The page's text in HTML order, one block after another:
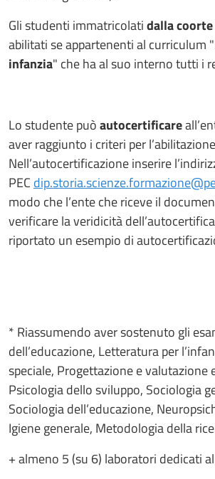
Gli studenti immatricolatidalla
abilitati se appartenenti al curriculum "
infanzia" che ha al suo interno tutti i
Lo studente puòautocertificare
aver raggiunto i criteri per
Nell’autocertificazione inserire
PEC
modo che l’ente che riceve il
verificare la veridicità
riportato un esempio di
* Riassumendo aver sostenuto gli
dell’educazione, Letteratura per
speciale, Progettazione e valutazione
Psicologia dello sviluppo, Sociologia
Sociologia dell’educazione,
Igiene generale, Metodologia della
+ almeno 5 (su 6) laboratori dedicati